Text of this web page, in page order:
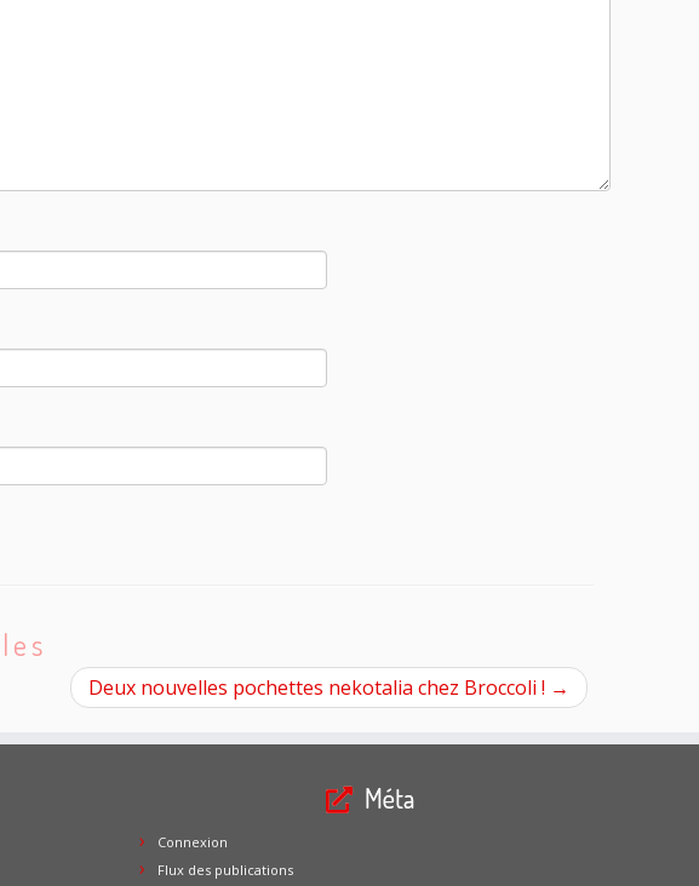
Deux nouvelles pochettes nekotalia chez Broccoli ! →
Méta
Connexion
Flux des publications